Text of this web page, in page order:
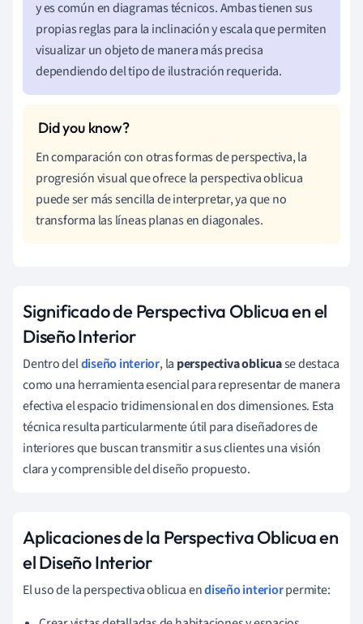
y es común en diagramas técnicos. Ambas tienen sus
propias reglas para la inclinación y escala que permiten
visualizar un objeto de manera más precisa
dependiendo del tipo de ilustración requerida.
En comparación con otras formas de perspectiva, la
progresión visual que ofrece la perspectiva oblicua
puede ser más sencilla de interpretar, ya que no
transforma las líneas planas en diagonales.
Significado de Perspectiva Oblicua en el
Diseño Interior
Dentro deldiseño interior, la perspectiva oblicuase destaca
como una herramienta esencial para representar de manera
efectiva el espacio tridimensional en dos dimensiones. Esta
técnica resulta particularmente útil para diseñadores de
interiores que buscan transmitir a sus clientes una visión
clara y comprensible del diseño propuesto.
Aplicaciones de la Perspectiva Oblicua en
el Diseño Interior
El uso de la perspectiva oblicua endiseño interiorpermite: